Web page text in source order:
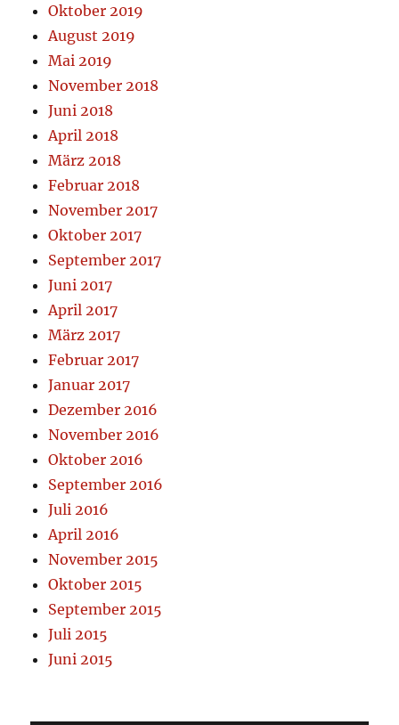
Oktober 2019
August 2019
Mai 2019
November 2018
Juni 2018
April 2018
März 2018
Februar 2018
November 2017
Oktober 2017
September 2017
Juni 2017
April 2017
März 2017
Februar 2017
Januar 2017
Dezember 2016
November 2016
Oktober 2016
September 2016
Juli 2016
April 2016
November 2015
Oktober 2015
September 2015
Juli 2015
Juni 2015